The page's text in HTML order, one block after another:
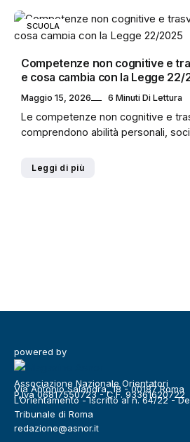
SCUOLA
Competenze non cognitive e
e cosa cambia con la Legge 22/
Maggio 15, 2026 6 Minuti Di Lettura
Le competenze non cognitive e
comprendono abilità personali,
Leggi di più
powered by
Associazione Nazionale Orientatori
Via Antonio Salandra, 18 - 00187 Roma
P.Iva 06817550723 - C.F. 93361620722
L’Orientamento - Iscritto al n. 64/22 -
Tribunale di Roma
redazione@asnor.it